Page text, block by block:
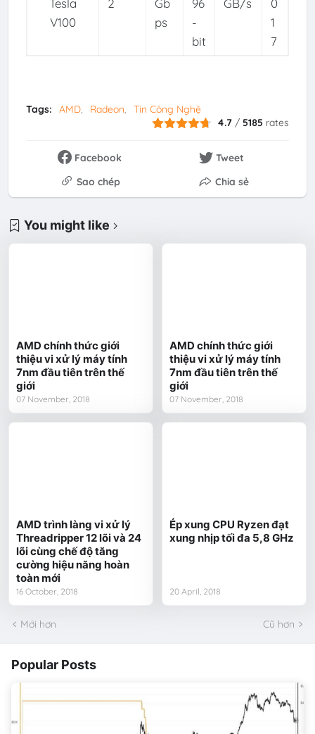
V100
ps
-
bit
1
7
Tags: AMD Radeon
Tin Công Nghệ
4.7 /5185 rates
Facebook
Tweet
Sao chép
Chia sẻ
You might like
AMD chính thức giới
thiệu vi xử lý máy tính
7nm đầu tiên trên thế
giới
07 November, 2018
AMD chính thức giới
thiệu vi xử lý máy tính
7nm đầu tiên trên thế
giới
07 November, 2018
AMD trình làng vi xử lý
Threadripper 12 lõi và 24
lõi cùng chế độ tăng
cường hiệu năng hoàn
toàn mới
16 October, 2018
Ép xung CPU Ryzen đạt
xung nhịp tối đa 5,8 GHz
20 April, 2018
Mới hơn Cũ hơn
Popular Posts